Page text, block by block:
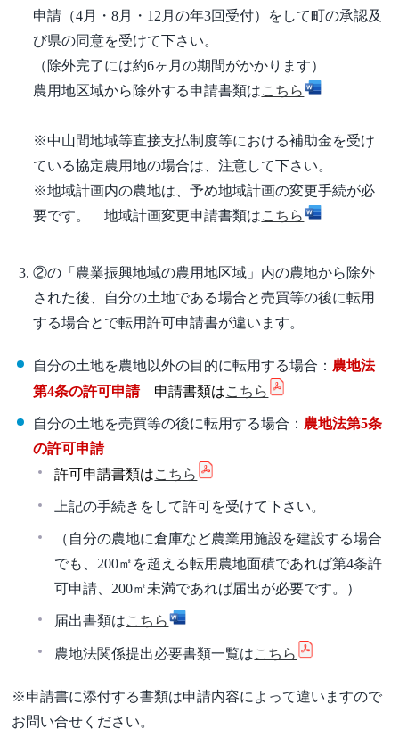
申請（4月・8月・12月の年3回受付）をして町の承認及
び県の同意を受けて下さい。
（除外完了には約6ヶ月の期間がかかります）
農用地区域から除外する申請書類はこちら
※中山間地域等直接支払制度等における補助金を受け
ている協定農用地の場合は、注意して下さい。
※地域計画内の農地は、予め地域計画の変更手続が必
要です。 地域計画変更申請書類はこちら
②の「農業振興地域の農用地区域」内の農地から除外
された後、自分の土地である場合と売買等の後に転用
する場合とで転用許可申請書が違います。
自分の土地を農地以外の目的に転用する場合： 農地法
第4条の許可申請
申請書類はこちら
自分の土地を売買等の後に転用する場合： 農地法第5条
の許可申請
許可申請書類はこちら
上記の手続きをして許可を受けて下さい。
（自分の農地に倉庫など農業用施設を建設する場合
でも、200㎡を超える転用農地面積であれば第4条許
可申請、200㎡未満であれば届出が必要です。）
届出書類はこちら
農地法関係提出必要書類一覧はこちら
※申請書に添付する書類は申請内容によって違いますので
お問い合せください。